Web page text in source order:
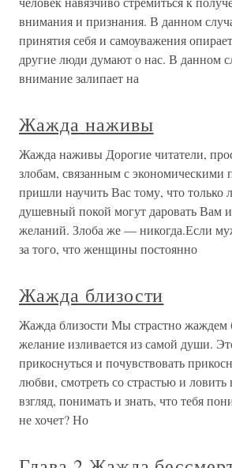
внимания и признания. В данном
принятия себя и самоуважения
другие люди думают о нас. В данном
внимание залипает на
Жажда наживы
Жажда наживы Дорогие читатели,
злобам, связанным с
пришли научить Вас тому, что только
душевный покой могут даровать Вам
желаний. Злоба же — никогда.Если
за того, что женщины постоянно
Жажда близости
Жажда близости Мы страстно жаждем
желание изливается из самой души.
прикоснуться и почувствовать
любви, смотреть со страстью и ловить
взгляд, понимать и знать, что тебя
не хочет? Но